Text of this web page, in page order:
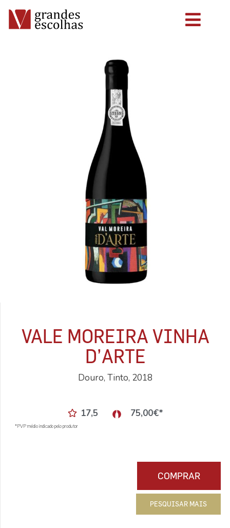
VALE MOREIRA VINHA
D’ARTE
Douro, Tinto, 2018
17,5 75,00€*
*PVP médio indicado pelo produtor
COMPRAR
PESQUISAR MAIS